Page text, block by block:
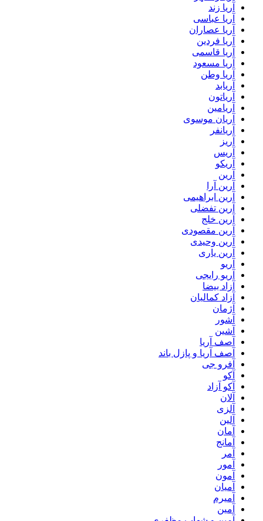
آریا زند
آریا عباسی
آریا عصاران
آریا فردین
آریا قاسمی
آریا مسعود
آریا وطن
آریابد
آریاتون
آریامین
آریان موسوی
آریانفر
آریز
آریس
آریکو
آرین
آرین آرا
آرین ابراهیمی
آرین تفضلی
آرین خلج
آرین مقصودی
آرین وحیدی
آرین یاری
آریو
آریو رایجی
آزاد بیضا
آزاد کمالیان
آژمان
آشور
آشین
آصف آریا
آصف آریا و پازل باند
آفرو جی
آکو
آکو آزاد
آلان
آلزی
آلین
آمان
آمانج
آمر
آمور
آمون
آمیان
آمیرم
آمین